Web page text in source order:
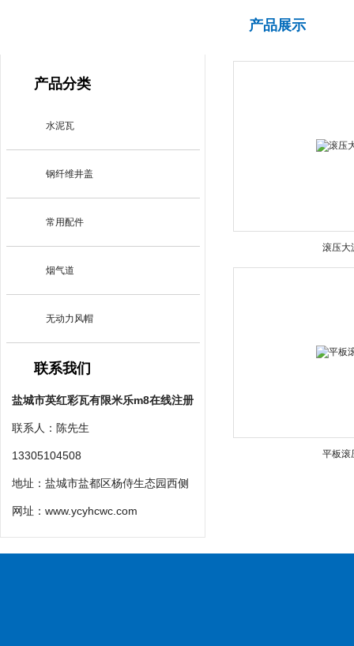
产品分类
水泥瓦
钢纤维井盖
常用配件
烟气道
无动力风帽
联系我们
盐城市英红彩瓦有限米乐m8在线注册
联系人：陈先生
13305104508
地址：盐城市盐都区杨侍生态园西侧
网址： www.ycyhcwc.com
产品展示
滚压大
平板滚